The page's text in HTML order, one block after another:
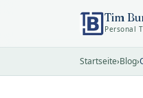
Tim
Personal
Startseite›Blog›